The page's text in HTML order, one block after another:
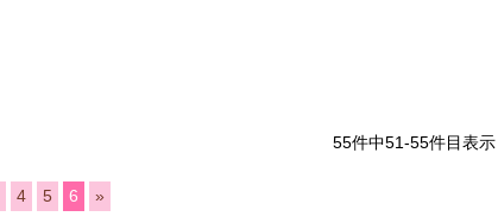
55件中51-55件目表示
4 5 6 »